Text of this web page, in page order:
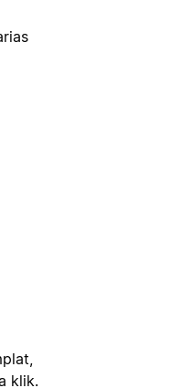
klik.